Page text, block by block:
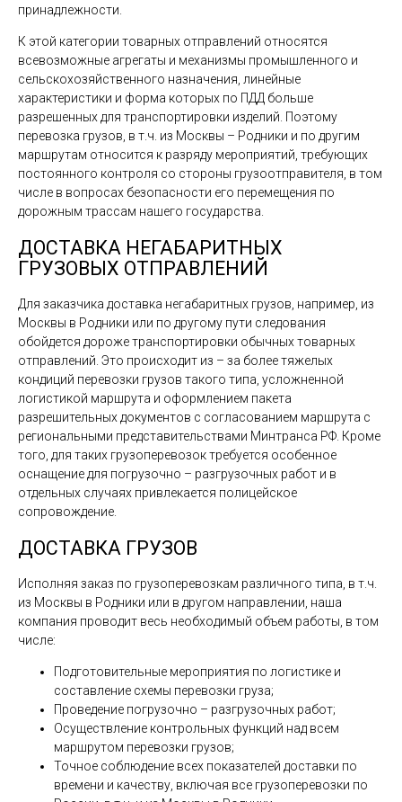
принадлежности.
К этой категории товарных отправлений относятся
всевозможные агрегаты и механизмы промышленного и
сельскохозяйственного назначения, линейные
характеристики и форма которых по ПДД больше
разрешенных для транспортировки изделий. Поэтому
перевозка грузов, в т.ч. из Москвы – Родники и по другим
маршрутам относится к разряду мероприятий, требующих
постоянного контроля со стороны грузоотправителя, в том
числе в вопросах безопасности его перемещения по
дорожным трассам нашего государства.
ДОСТАВКА НЕГАБАРИТНЫХ
ГРУЗОВЫХ ОТПРАВЛЕНИЙ
Для заказчика доставка негабаритных грузов, например, из
Москвы в Родники или по другому пути следования
обойдется дороже транспортировки обычных товарных
отправлений. Это происходит из – за более тяжелых
кондиций перевозки грузов такого типа, усложненной
логистикой маршрута и оформлением пакета
разрешительных документов с согласованием маршрута с
региональными представительствами Минтранса РФ. Кроме
того, для таких грузоперевозок требуется особенное
оснащение для погрузочно – разгрузочных работ и в
отдельных случаях привлекается полицейское
сопровождение.
ДОСТАВКА ГРУЗОВ
Исполняя заказ по грузоперевозкам различного типа, в т.ч.
из Москвы в Родники или в другом направлении, наша
компания проводит весь необходимый объем работы, в том
числе:
Подготовительные мероприятия по логистике и
составление схемы перевозки груза;
Проведение погрузочно – разгрузочных работ;
Осуществление контрольных функций над всем
маршрутом перевозки грузов;
Точное соблюдение всех показателей доставки по
времени и качеству, включая все грузоперевозки по